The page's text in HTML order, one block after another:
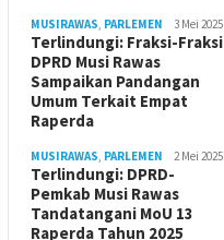
MUSIRAWAS PARLEMEN 3 Mei 2025
Terlindungi: Fraksi-Fraksi
DPRD Musi Rawas
Sampaikan Pandangan
Umum Terkait Empat
Raperda
MUSIRAWAS PARLEMEN 2 Mei 2025
Terlindungi: DPRD-
Pemkab Musi Rawas
Tandatangani MoU 13
Raperda Tahun 2025